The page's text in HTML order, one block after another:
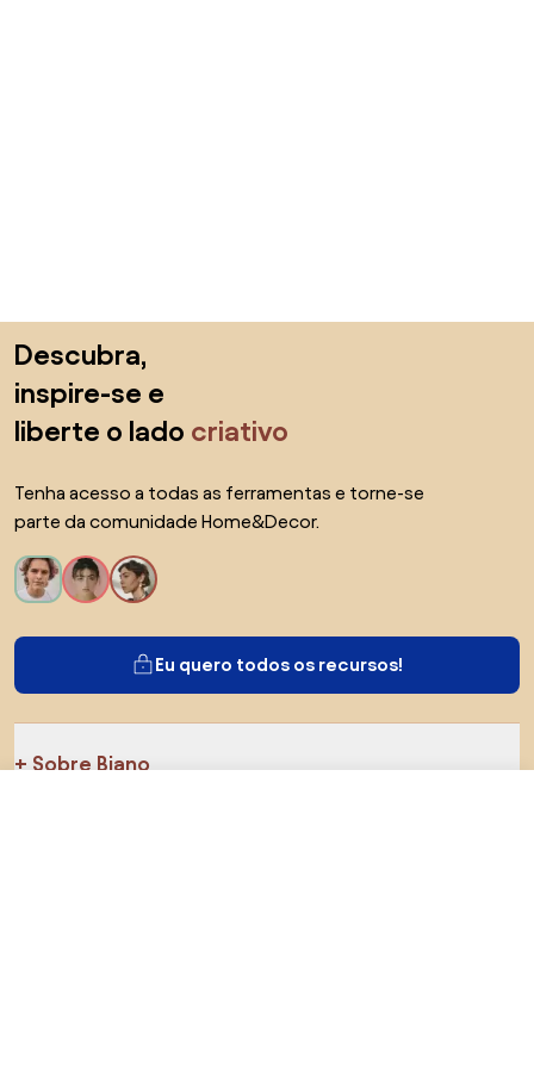
Descubra,
inspire-se e
liberte o lado criativo
Tenha acesso a todas as ferramentas e torne-se
parte da comunidade Home&Decor.
Eu quero todos os recursos!
Sobre Biano